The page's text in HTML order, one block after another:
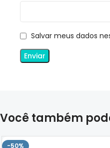
Salvar meus dados
Você também
-50%